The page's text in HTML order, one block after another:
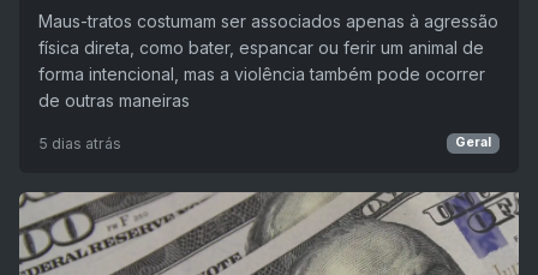
Maus-tratos costumam ser associados apenas à agressão
física direta, como bater, espancar ou ferir um animal de
forma intencional, mas a violência também pode ocorrer
de outras maneiras
5 dias atrás Geral